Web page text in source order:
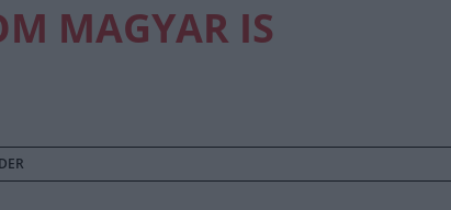
MAGYAR IS